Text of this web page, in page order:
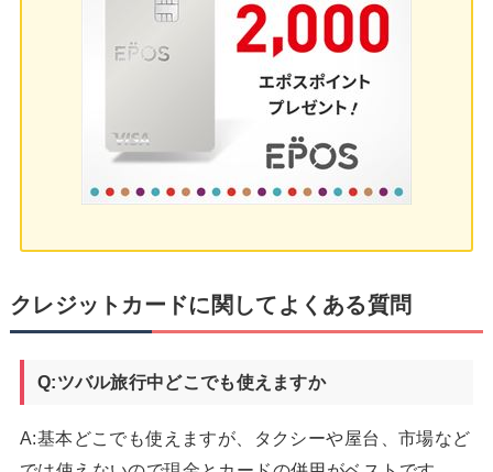
クレジットカードに関してよくある質問
Q:ツバル旅行中どこでも使えますか
A:基本どこでも使えますが、タクシーや屋台、市場など